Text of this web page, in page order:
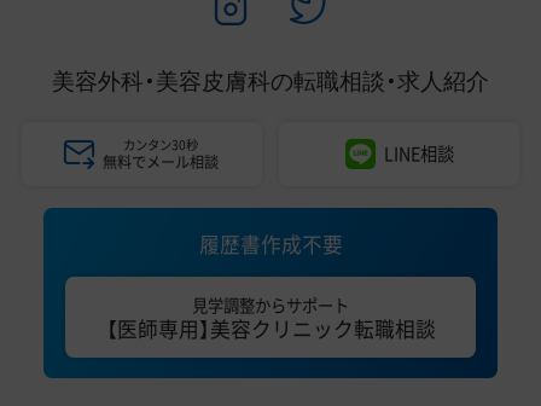
美容外科・美容皮膚科の転職相談・求人紹介
カンタン30秒
無料でメール相談 LINE相談
履歴書作成不要
見学調整からサポート
【医師専用】美容クリニック転職相談